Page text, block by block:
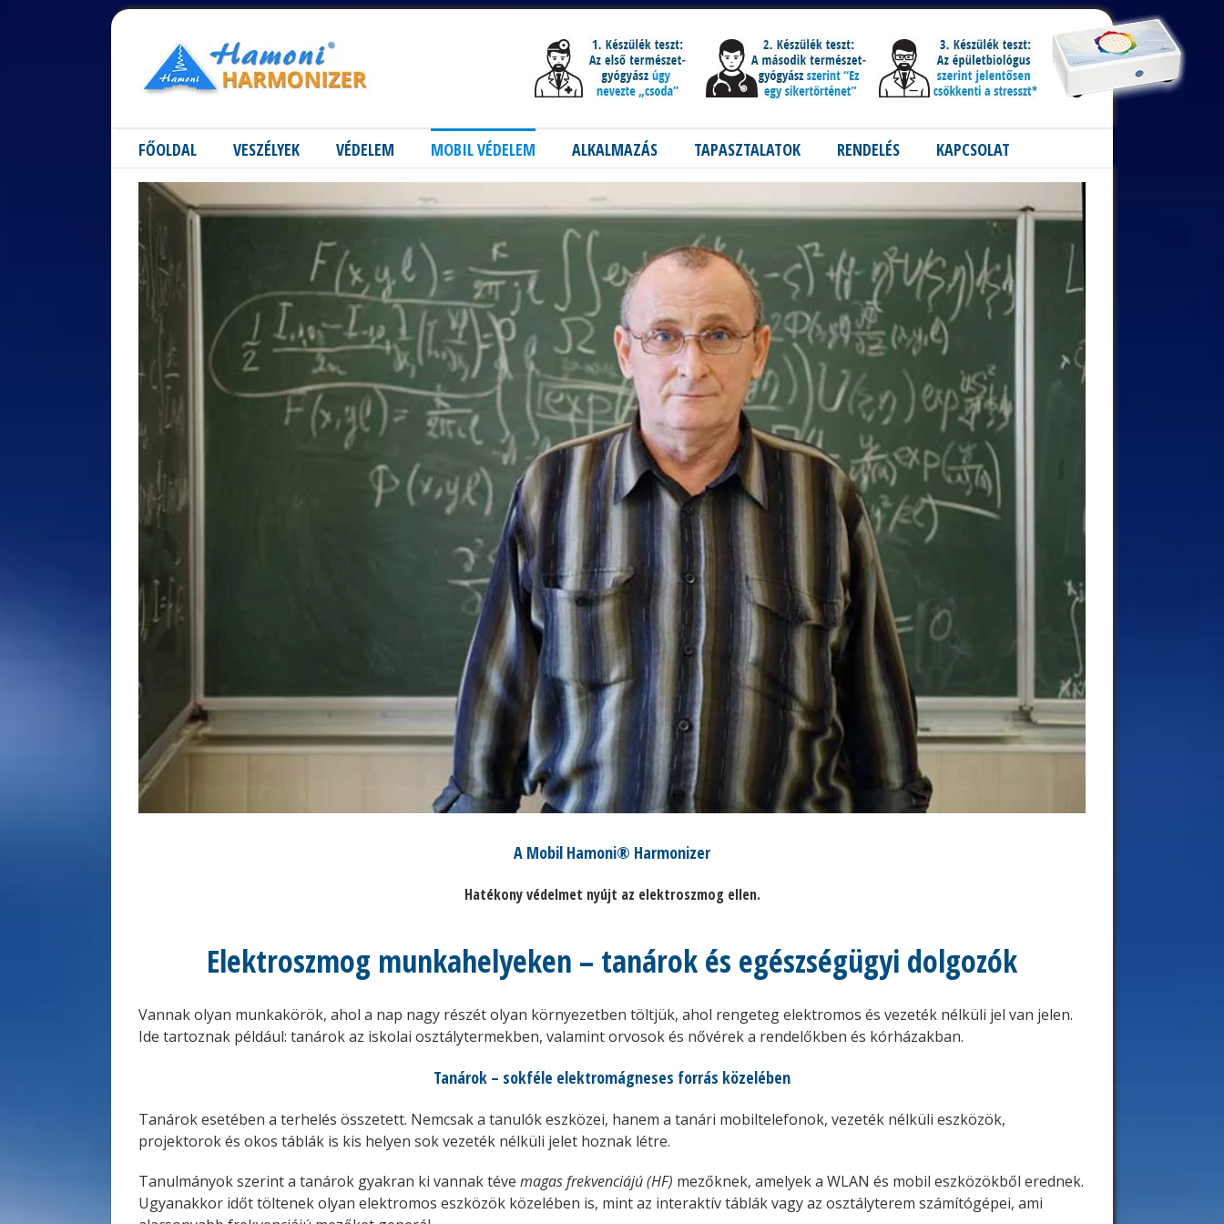
FŐOLDAL VESZÉLYEK VÉDELEM MOBIL VÉDELEM ALKALMAZÁS TAPASZTALATOK RENDELÉS KAPCSOLAT
A Mobil Hamoni® Harmonizer
Hatékony védelmet nyújt az elektroszmog ellen.
Elektroszmog munkahelyeken – tanárok és egészségügyi dolgozók
Vannak olyan munkakörök, ahol a nap nagy részét olyan környezetben töltjük, ahol rengeteg elektromos és vezeték nélküli jel van jelen.
Ide tartoznak például: tanárok az iskolai osztálytermekben, valamint orvosok és nővérek a rendelőkben és kórházakban.
Tanárok – sokféle elektromágneses forrás közelében
Tanárok esetében a terhelés összetett. Nemcsak a tanulók eszközei, hanem a tanári mobiltelefonok, vezeték nélküli eszközök,
projektorok és okos táblák is kis helyen sok vezeték nélküli jelet hoznak létre.
Tanulmányok szerint a tanárok gyakran ki vannak téve magas frekvenciájú (HF) mezőknek, amelyek a WLAN és mobil eszközökből erednek.
Ugyanakkor időt töltenek olyan elektromos eszközök közelében is, mint az interaktív táblák vagy az osztályterem számítógépei, ami